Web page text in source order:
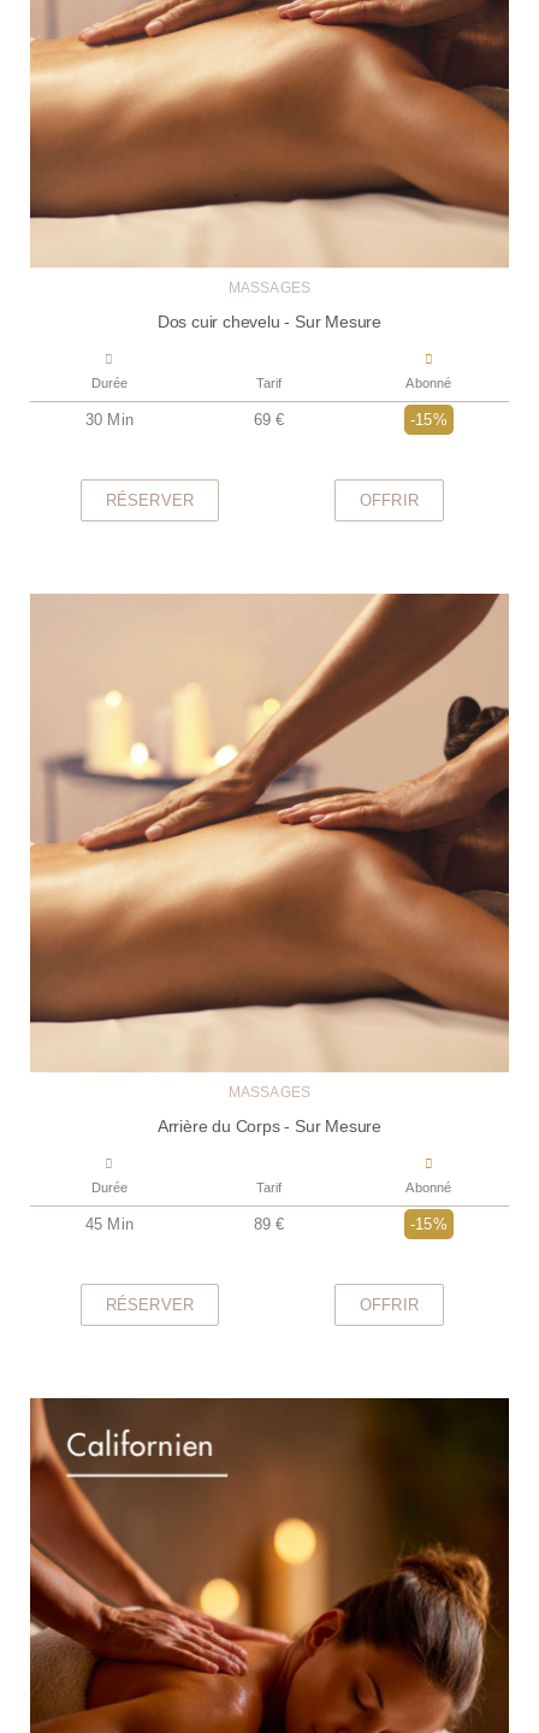
MASSAGES
Dos cuir chevelu - Sur Mesure
Durée Tarif Abonné
30 Min 69 € -15%
RÉSERVER OFFRIR
MASSAGES
Arrière du Corps - Sur Mesure
Durée Tarif Abonné
45 Min 89 € -15%
RÉSERVER OFFRIR